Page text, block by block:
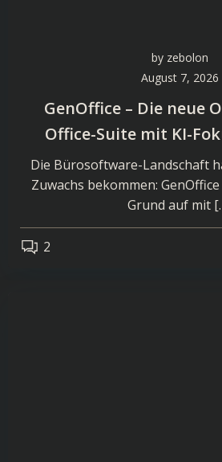
by zebolon
August 7, 2026
GenOffice – Die neue
Office-Suite mit KI-
Die Bürosoftware-Landschaft
Zuwachs bekommen:
Grund auf mit
2